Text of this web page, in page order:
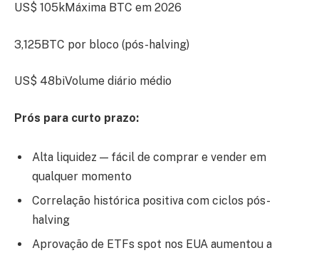
US$ 105kMáxima BTC em 2026
3,125BTC por bloco (pós-halving)
US$ 48biVolume diário médio
Prós para curto prazo:
Alta liquidez — fácil de comprar e vender em
qualquer momento
Correlação histórica positiva com ciclos pós-
halving
Aprovação de ETFs spot nos EUA aumentou a